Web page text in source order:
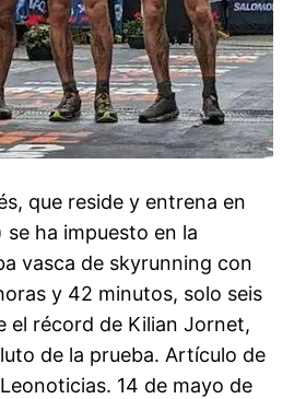
que reside y entrena en
se ha impuesto en la
vasca de skyrunning con
y 42 minutos, solo seis
el récord de Kilian Jornet,
de la prueba. Artículo de
14 de mayo de